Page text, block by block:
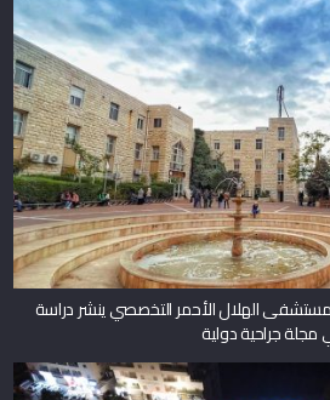
الهلال الأحمر التخصصي ينشر دراسة
جراحية دولية